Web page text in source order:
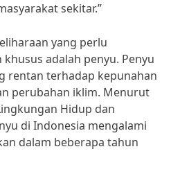
sekitar.”
yang perlu
adalah penyu. Penyu
rentan terhadap kepunahan
perubahan iklim. Menurut
Hidup dan
di Indonesia mengalami
dalam beberapa tahun